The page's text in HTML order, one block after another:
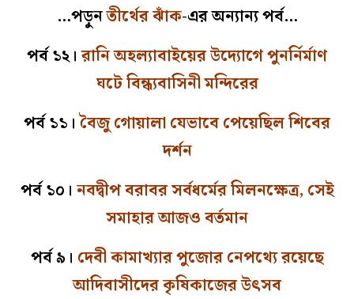
…পড়ুনতীর্থের ঝাঁক-এর অন্যান্য পর্ব…
পর্ব ১২।রানি অহল্যাবাইয়ের উদ্যোগে পুনর্নির্মাণ
ঘটে বিন্ধ্যবাসিনী মন্দিরের
পর্ব ১১।বৈজু গোয়ালা যেভাবে পেয়েছিল শিবের
দর্শন
পর্ব ১০। নবদ্বীপ বরাবর সর্বধর্মের মিলনক্ষেত্র, সেই
সমাহার আজও বর্তমান
পর্ব ৯। দেবী কামাখ্যার পুজোর নেপথ্যে রয়েছে
আদিবাসীদের কৃষিকাজের উৎসব